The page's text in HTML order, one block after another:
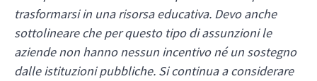
trasformarsi in una risorsa educativa. Devo anche
sottolineare che per questo tipo di assunzioni le
aziende non hanno nessun incentivo né un sostegno
dalle istituzioni pubbliche. Si continua a considerare